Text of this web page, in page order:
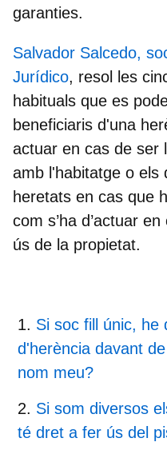
garanties.
Salvador Salcedo,
Jurídico, resol les
habituals que es
beneficiaris d'una
actuar en cas de ser
amb l'habitatge o els
heretats en cas que
com s’ha d’actuar
ús de la propietat.
Si soc fill únic, he
d'herència davant
nom meu?
Si som diversos
té dret a fer ús del